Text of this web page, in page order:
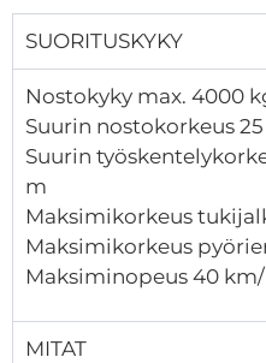
SUORITUSKYKY
Nostokyky max. 4000
Suurin nostokorkeus
Suurin
m
Maksimikorkeus
Maksimikorkeus
Maksiminopeus 40
MITAT